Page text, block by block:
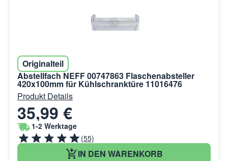
Originalteil
Abstellfach NEFF 00747863 Flaschenabsteller
420x100mm für Kühlschranktüre 11016476
Produkt Details
35,99 €
1-2 Werktage
(55)
IN DEN WARENKORB